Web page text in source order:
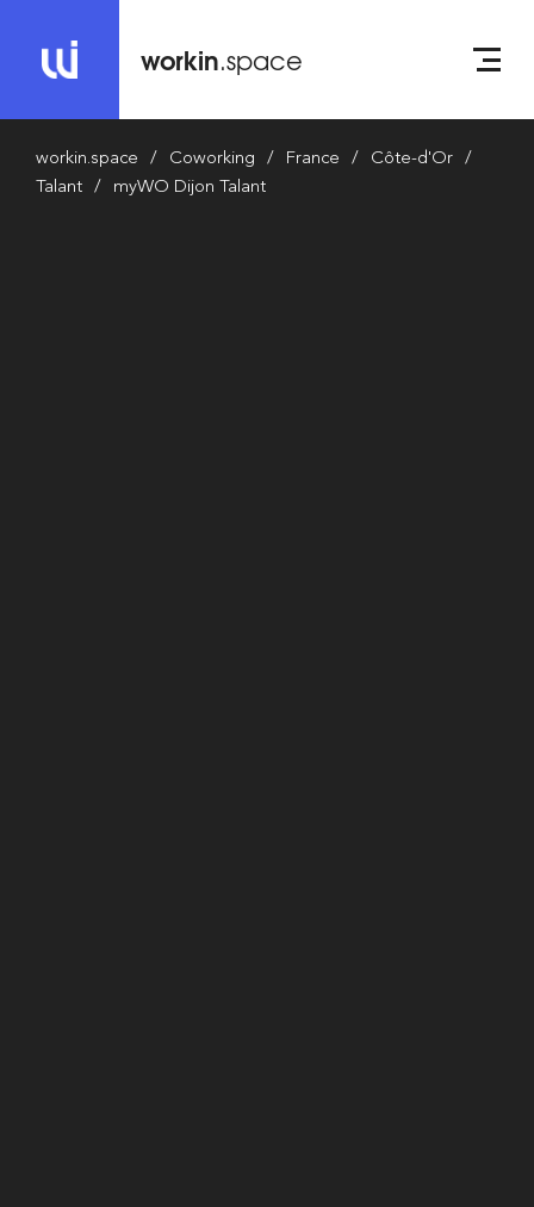
workin.space
workin.space Coworking France
Côte-d'Or
Talant
myWO Dijon Talant